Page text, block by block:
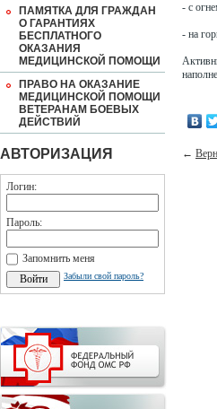
ПАМЯТКА ДЛЯ ГРАЖДАН
О ГАРАНТИЯХ
БЕСПЛАТНОГО
ОКАЗАНИЯ
МЕДИЦИНСКОЙ ПОМОЩИ
ПРАВО НА ОКАЗАНИЕ
МЕДИЦИНСКОЙ ПОМОЩИ
ВЕТЕРАНАМ БОЕВЫХ
ДЕЙСТВИЙ
АВТОРИЗАЦИЯ
Логин:
Пароль:
Запомнить меня
Забыли свой пароль?
- с
- на
←